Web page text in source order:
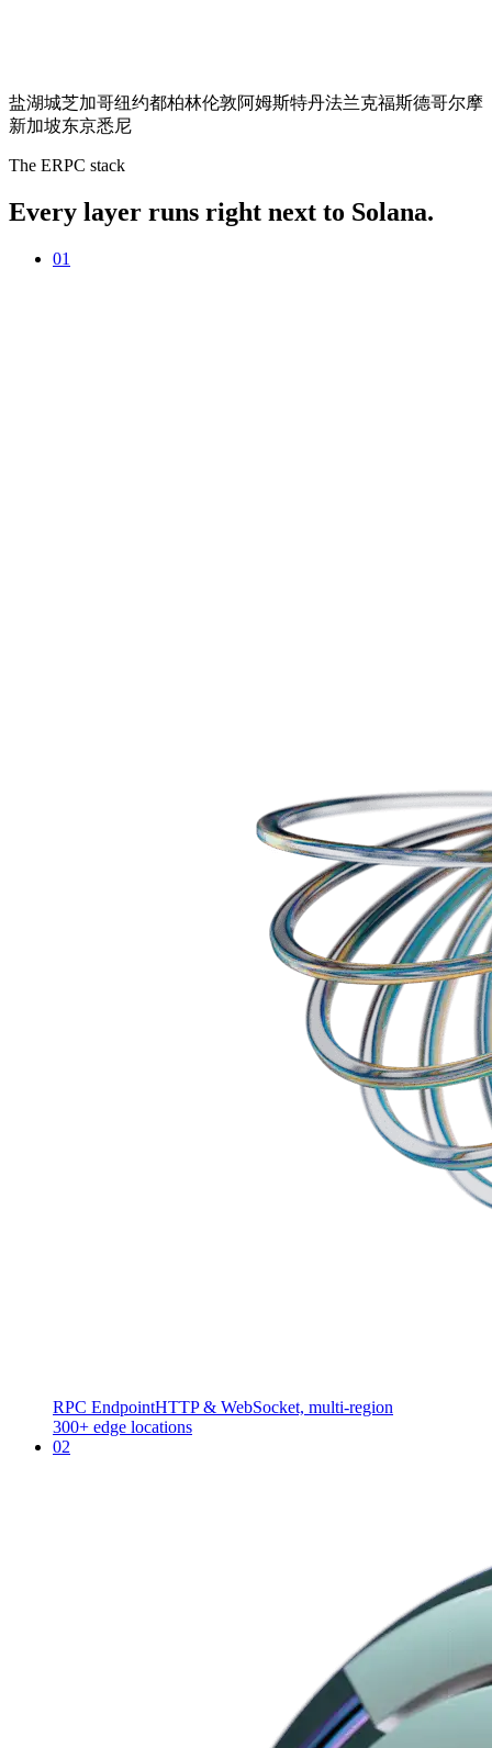
盐湖城芝加哥纽约都柏林伦敦阿姆斯特丹法兰克福斯德哥尔摩
新加坡东京悉尼
The ERPC stack
Every layer runs right next to Solana.
01
RPC EndpointHTTP & WebSocket, multi-region
300+ edge locations
02